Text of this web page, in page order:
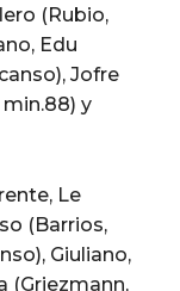
(Rubio,
Edu
Jofre
min.88) y
Le
(Barrios,
Giuliano,
(Griezmann,